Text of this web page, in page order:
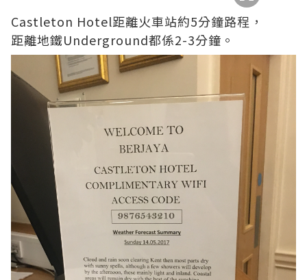
Castleton Hotel距離火車站約5分鐘路程，
距離地鐵Underground都係2-3分鐘。